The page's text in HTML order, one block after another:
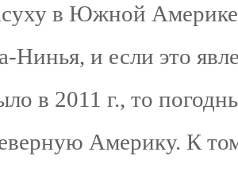
в Южной
Нинья, и если это
в 2011 г., то
Америку. К